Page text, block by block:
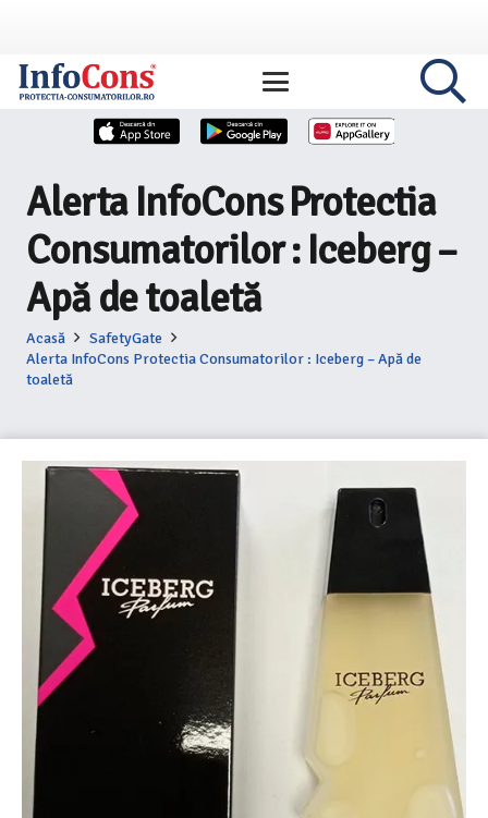
Alerta InfoCons Protectia
Consumatorilor : Iceberg –
Apă de toaletă
Acasă
SafetyGate
Alerta InfoCons Protectia Consumatorilor : Iceberg – Apă de
toaletă